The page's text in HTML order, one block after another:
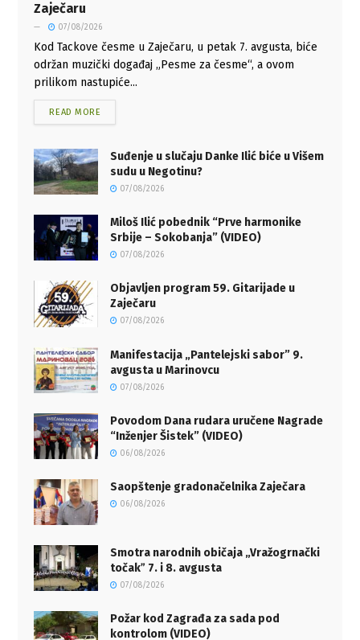
Zaječaru
07/08/2026
Kod Tackove česme u Zaječaru, u petak 7. avgusta, biće
održan muzički događaj „Pesme za česme“, a ovom
prilikom nastupiće...
READ MORE
Suđenje u slučaju Danke Ilić biće u Višem
sudu u Negotinu?
07/08/2026
Miloš Ilić pobednik “Prve harmonike
Srbije – Sokobanja” (VIDEO)
07/08/2026
Objavljen program 59. Gitarijade u
Zaječaru
07/08/2026
Manifestacija „Pantelejski sabor” 9.
avgusta u Marinovcu
07/08/2026
Povodom Dana rudara uručene Nagrade
“Inženjer Šistek” (VIDEO)
06/08/2026
Saopštenje gradonačelnika Zaječara
06/08/2026
Smotra narodnih običaja „Vražogrnački
točakˮ 7. i 8. avgusta
07/08/2026
Požar kod Zagrađa za sada pod
kontrolom (VIDEO)